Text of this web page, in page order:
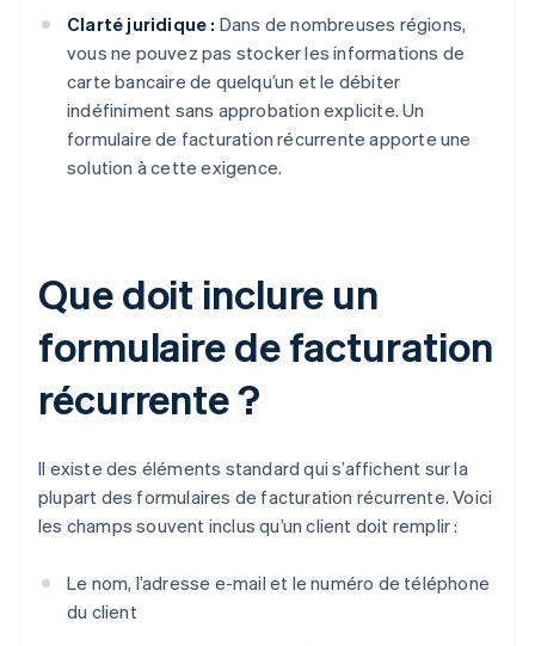
Clarté juridique : Dans de nombreuses régions,
vous ne pouvez pas stocker les informations de
carte bancaire de quelqu’un et le débiter
indéfiniment sans approbation explicite. Un
formulaire de facturation récurrente apporte une
solution à cette exigence.
Que doit inclure un
formulaire de facturation
récurrente ?
Il existe des éléments standard qui s’affichent sur la
plupart des formulaires de facturation récurrente. Voici
les champs souvent inclus qu’un client doit remplir :
Le nom, l’adresse e-mail et le numéro de téléphone
du client